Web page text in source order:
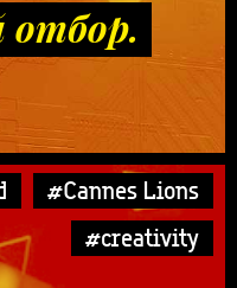
отбор.
#Cannes Lions
#creativity